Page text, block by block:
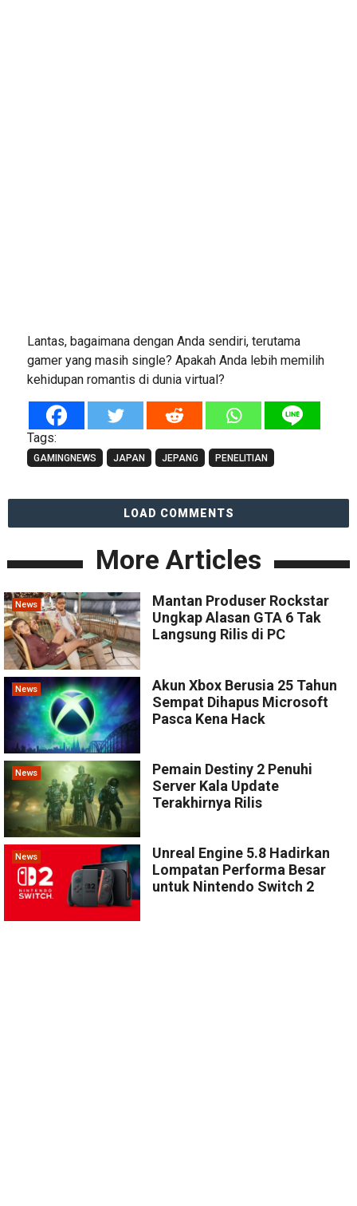
Lantas, bagaimana dengan Anda sendiri, terutama
gamer yang masih single? Apakah Anda lebih memilih
kehidupan romantis di dunia virtual?
Tags:
GAMINGNEWS JAPAN JEPANG PENELITIAN
LOAD COMMENTS
More Articles
News
Mantan Produser Rockstar
Ungkap Alasan GTA 6 Tak
Langsung Rilis di PC
News
Akun Xbox Berusia 25 Tahun
Sempat Dihapus Microsoft
Pasca Kena Hack
News
Pemain Destiny 2 Penuhi
Server Kala Update
Terakhirnya Rilis
News
Unreal Engine 5.8 Hadirkan
Lompatan Performa Besar
untuk Nintendo Switch 2